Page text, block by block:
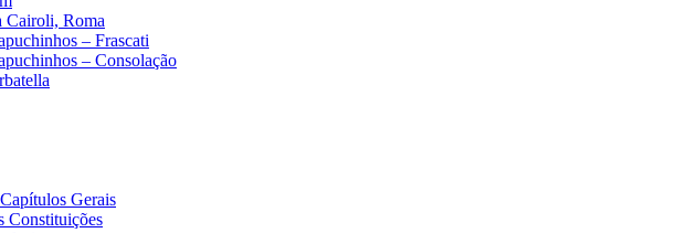
Cairoli, Roma
– Frascati
– Consolação
Gerais
Constituições